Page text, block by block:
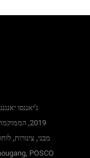
ג'יאנגסו
2019,